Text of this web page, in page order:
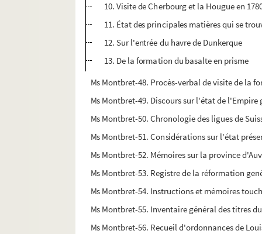
10. Visite de Cherbourg et la Hougue en
11. État des principales matières qui se
12. Sur l'entrée du havre de Dunkerque
13. De la formation du basalte en prisme
Ms Montbret-48. Procès-verbal de visite de la
Ms Montbret-49. Discours sur l'état de
Ms Montbret-50. Chronologie des ligues de
Ms Montbret-51. Considérations sur l'état
Ms Montbret-52. Mémoires sur la province
Ms Montbret-53. Registre de la réformation
Ms Montbret-54. Instructions et mémoires
Ms Montbret-55. Inventaire général des titres
Ms Montbret-56. Recueil d'ordonnances de